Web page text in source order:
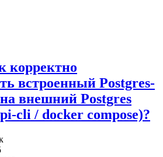
корректно
встроенный Postgres-
внешний Postgres
cli / docker compose)?